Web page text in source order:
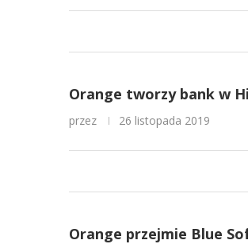
Orange tworzy bank w
przez 26 listopada 2019
Orange przejmie Blue